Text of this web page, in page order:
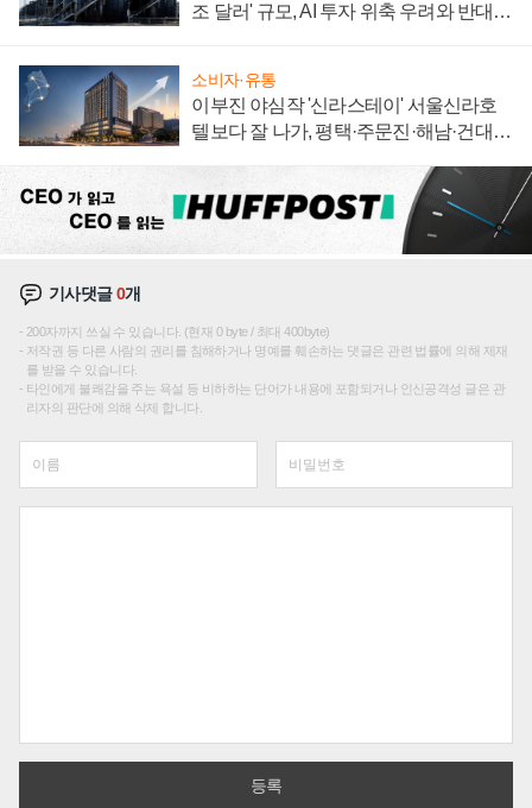
조 달러' 규모, AI 투자 위축 우려와 반대
소비자·유통
이부진 야심작 '신라스테이' 서울신라호
텔보다 잘 나가, 평택·주문진·해남·건대로
기사댓글0개
200자까지 쓰실 수 있습니다. (현재 0 byte / 최대 400byte)
저작권 등 다른 사람의 권리를 침해하거나 명예를 훼손하는 댓글은 관련 법률에 의해 제재
를 받을 수 있습니다.
타인에게 불쾌감을 주는 욕설 등 비하하는 단어가 내용에 포함되거나 인신공격성 글은 관
리자의 판단에 의해 삭제 합니다.